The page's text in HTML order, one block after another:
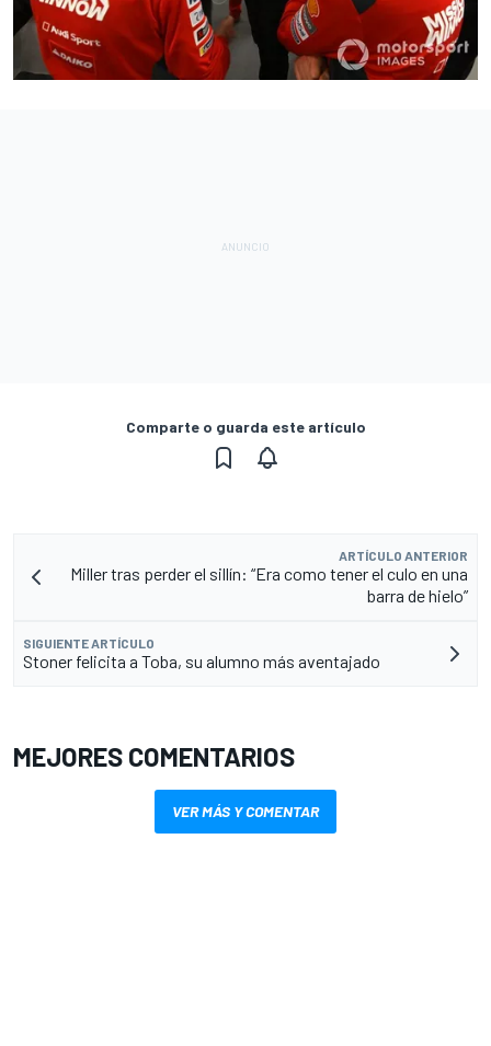
Comparte o guarda este artículo
ARTÍCULO ANTERIOR
Miller tras perder el sillín: “Era como tener el culo en una
barra de hielo”
SIGUIENTE ARTÍCULO
Stoner felicita a Toba, su alumno más aventajado
MEJORES COMENTARIOS
VER MÁS Y COMENTAR